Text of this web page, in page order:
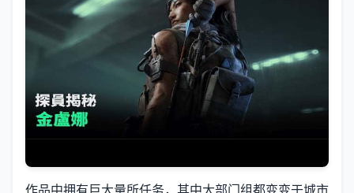
作品中拥有巨大量所任务，其中大部门组都变变于城市